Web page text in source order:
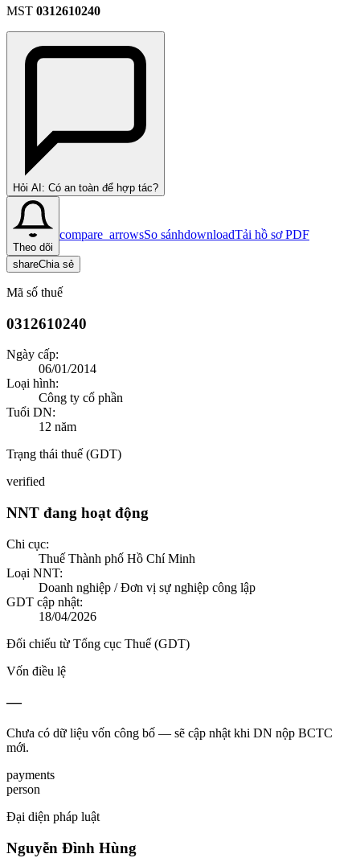
MST 0312610240
Hỏi AI: Có an toàn để hợp tác?
Theo dõi
compare_arrowsSo sánhdownloadTải hồ sơ PDF
shareChia sẻ
Mã số thuế
0312610240
Ngày cấp:
06/01/2014
Loại hình:
Công ty cổ phần
Tuổi DN:
12 năm
Trạng thái thuế (GDT)
verified
NNT đang hoạt động
Chi cục:
Thuế Thành phố Hồ Chí Minh
Loại NNT:
Doanh nghiệp / Đơn vị sự nghiệp công lập
GDT cập nhật:
18/04/2026
Đối chiếu từ Tổng cục Thuế (GDT)
Vốn điều lệ
—
Chưa có dữ liệu vốn công bố — sẽ cập nhật khi DN nộp BCTC
mới.
payments
person
Đại diện pháp luật
Nguyễn Đình Hùng